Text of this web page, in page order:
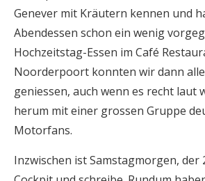
Genever mit Kräutern kennen und
Abendessen schon ein wenig
Hochzeitstag-Essen im Café
Noorderpoort konnten wir dann
geniessen, auch wenn es recht laut
herum mit einer grossen Gruppe
Motorfans.
Inzwischen ist Samstagmorgen, der